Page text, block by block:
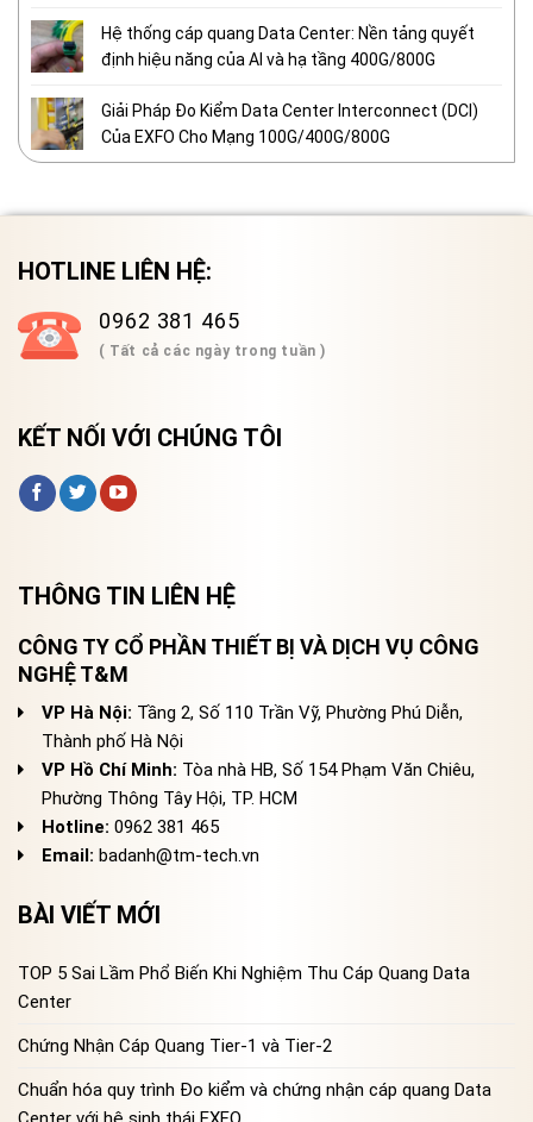
Hệ thống cáp quang Data Center: Nền tảng quyết
định hiệu năng của AI và hạ tầng 400G/800G
Giải Pháp Đo Kiểm Data Center Interconnect (DCI)
Của EXFO Cho Mạng 100G/400G/800G
HOTLINE LIÊN HỆ:
0962 381 465
( Tất cả các ngày trong tuần )
KẾT NỐI VỚI CHÚNG TÔI
THÔNG TIN LIÊN HỆ
CÔNG TY CỔ PHẦN THIẾT BỊ VÀ DỊCH VỤ CÔNG
NGHỆ T&M
VP Hà Nội: Tầng 2, Số 110 Trần Vỹ, Phường Phú Diễn,
Thành phố Hà Nội
VP Hồ Chí Minh: Tòa nhà HB, Số 154 Phạm Văn Chiêu,
Phường Thông Tây Hội, TP. HCM
Hotline: 0962 381 465
Email: badanh@tm-tech.vn
BÀI VIẾT MỚI
TOP 5 Sai Lầm Phổ Biến Khi Nghiệm Thu Cáp Quang Data
Center
Chứng Nhận Cáp Quang Tier-1 và Tier-2
Chuẩn hóa quy trình Đo kiểm và chứng nhận cáp quang Data